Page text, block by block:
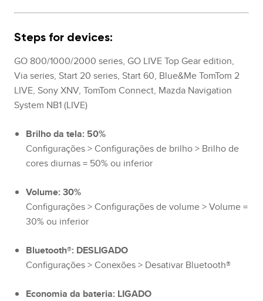
Steps for devices:
GO 800/1000/2000 series, GO LIVE Top Gear edition,
Via series, Start 20 series, Start 60, Blue&Me TomTom 2
LIVE, Sony XNV, TomTom Connect, Mazda Navigation
System NB1 (LIVE)
Brilho da tela: 50%
Configurações > Configurações de brilho > Brilho de
cores diurnas = 50% ou inferior
Volume: 30%
Configurações > Configurações de volume > Volume =
30% ou inferior
Bluetooth®: DESLIGADO
Configurações > Conexões > Desativar Bluetooth®
Economia da bateria: LIGADO